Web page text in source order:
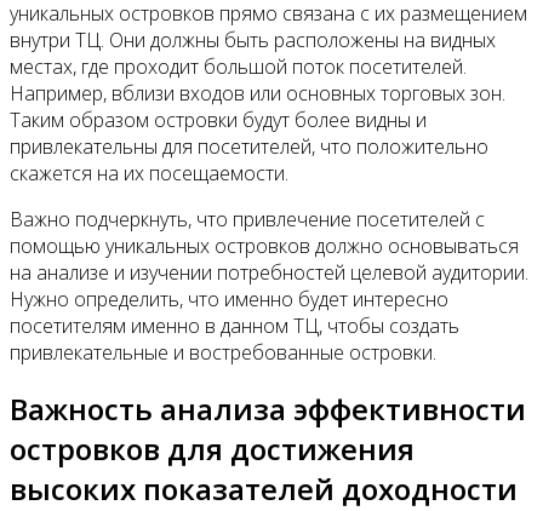
уникальных островков прямо связана с их размещением
внутри ТЦ. Они должны быть расположены на видных
местах, где проходит большой поток посетителей.
Например, вблизи входов или основных торговых зон.
Таким образом островки будут более видны и
привлекательны для посетителей, что положительно
скажется на их посещаемости.
Важно подчеркнуть, что привлечение посетителей с
помощью уникальных островков должно основываться
на анализе и изучении потребностей целевой аудитории.
Нужно определить, что именно будет интересно
посетителям именно в данном ТЦ, чтобы создать
привлекательные и востребованные островки.
Важность анализа эффективности
островков для достижения
высоких показателей доходности